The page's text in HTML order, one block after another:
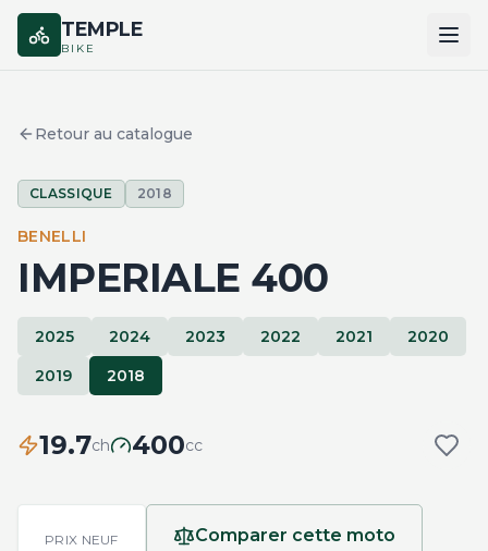
TEMPLE
BIKE
MARQUES
COMPARER
Retour au catalogue
CLASSIQUE 2018
BENELLI
IMPERIALE 400
2025 2024 2023 2022 2021
2020
2019
2018
19.7ch 400cc
PRIX NEUF Comparer cette moto